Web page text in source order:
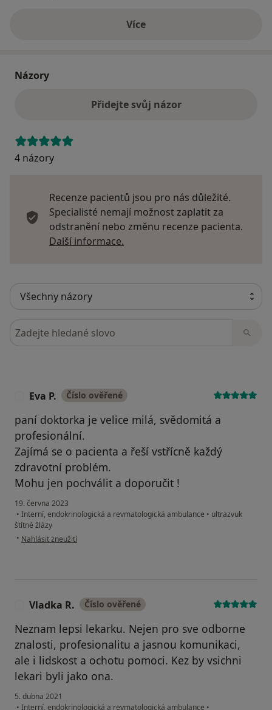
Víceo adrese
Názory
Přidejte svůj názor
4 názory
Recenze pacientů jsou pro nás důležité.
Specialisté nemají možnost zaplatit za
odstranění nebo změnu recenze pacienta.
Další informace.
Hledejte v názorech
Eva P. Číslo ověřené
paní doktorka je velice milá, svědomitá a
profesionální.
Zajímá se o pacienta a řeší vstřícně každý
zdravotní problém.
Mohu jen pochválit a doporučit !
19. června 2023
• Interní, endokrinologická a revmatologická ambulance • ultrazvuk
štítné žlázy
• podle názoru uživatele Eva P.
Nahlásit zneužití
Vladka R. Číslo ověřené
Neznam lepsi lekarku. Nejen pro sve odborne
znalosti, profesionalitu a jasnou komunikaci,
ale i lidskost a ochotu pomoci. Kez by vsichni
lekari byli jako ona.
5. dubna 2021
• Interní, endokrinologická a revmatologická ambulance •